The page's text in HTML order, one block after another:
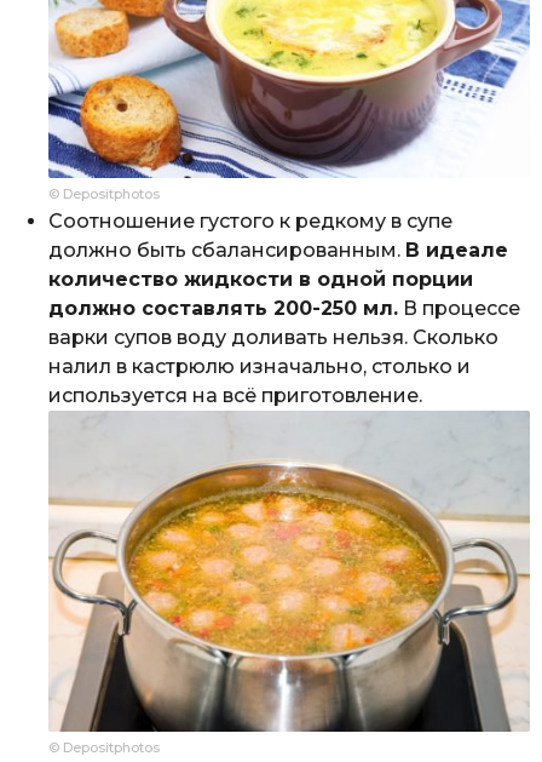
© Depositphotos
Соотношение густого к редкому в супе
должно быть сбалансированным. В идеале
количество жидкости в одной порции
должно составлять 200-250 мл. В процессе
варки супов воду доливать нельзя. Сколько
налил в кастрюлю изначально, столько и
используется на всё приготовление.
© Depositphotos